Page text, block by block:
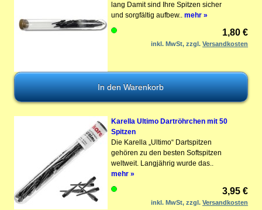
lang Damit sind Ihre Spitzen sicher
und sorgfältig aufbew.. mehr »
1,80 €
inkl. MwSt, zzgl.Versandkosten
Karella Ultimo Dartröhrchen mit 50
Spitzen
Die Karella „Ultimo“ Dartspitzen
gehören zu den besten Softspitzen
weltweit. Langjährig wurde das..
mehr »
3,95 €
inkl. MwSt, zzgl.Versandkosten